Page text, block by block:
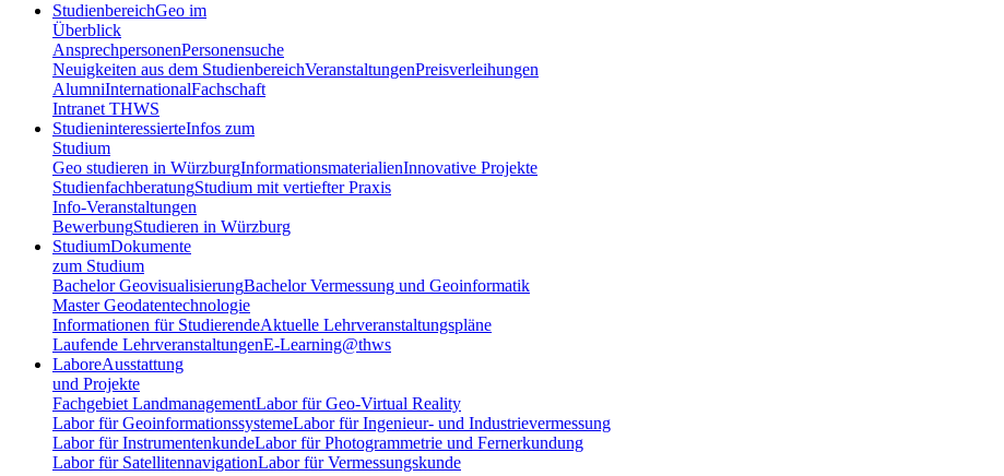
StudienbereichGeo im
Überblick
AnsprechpersonenPersonensuche
Neuigkeiten aus dem StudienbereichVeranstaltungenPreisverleihungen
AlumniInternationalFachschaft
Intranet THWS
StudieninteressierteInfos zum
Studium
Geo studieren in WürzburgInformationsmaterialienInnovative Projekte
StudienfachberatungStudium mit vertiefter Praxis
Info-Veranstaltungen
BewerbungStudieren in Würzburg
StudiumDokumente
zum Studium
Bachelor GeovisualisierungBachelor Vermessung und Geoinformatik
Master Geodatentechnologie
Informationen für StudierendeAktuelle Lehrveranstaltungspläne
Laufende LehrveranstaltungenE-Learning@thws
LaboreAusstattung
und Projekte
Fachgebiet LandmanagementLabor für Geo-Virtual Reality
Labor für GeoinformationssystemeLabor für Ingenieur- und Industrievermessung
Labor für InstrumentenkundeLabor für Photogrammetrie und Fernerkundung
Labor für SatellitennavigationLabor für Vermessungskunde